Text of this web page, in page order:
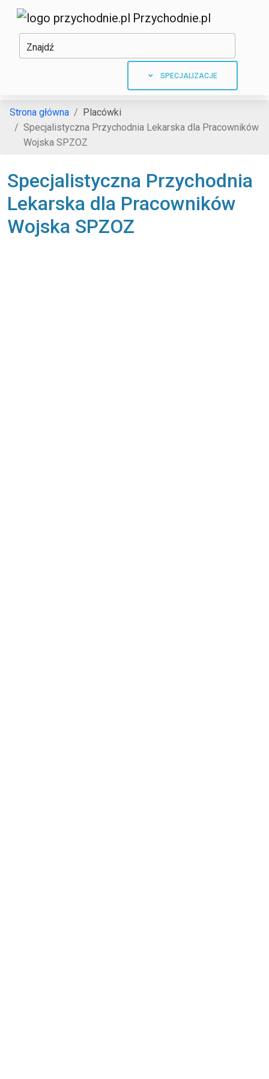
Przychodnie.pl
Znajdź
SPECJALIZACJE
Strona główna
Placówki
Specjalistyczna Przychodnia Lekarska dla Pracowników
Wojska SPZOZ
Specjalistyczna Przychodnia
Lekarska dla Pracowników
Wojska SPZOZ